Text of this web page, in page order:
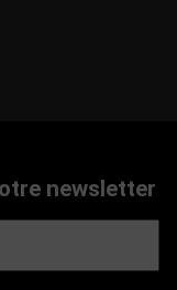
newsletter